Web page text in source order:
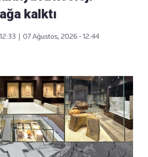
kalktı
07 Ağustos, 2026 - 12:44